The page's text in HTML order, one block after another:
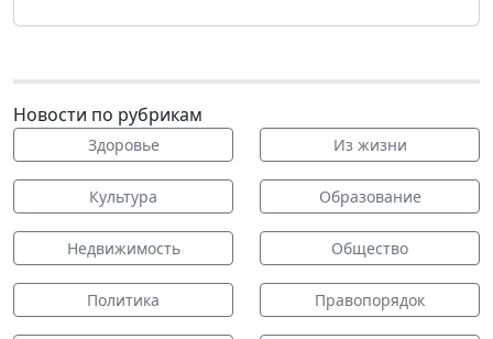
Новости по рубрикам
Здоровье Из жизни
Культура Образование
Недвижимость Общество
Политика Правопорядок